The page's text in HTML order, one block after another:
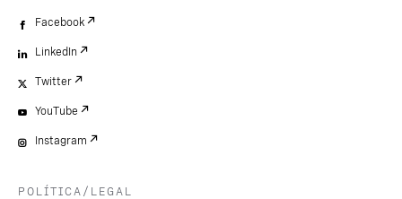
Facebook
LinkedIn
Twitter
YouTube
Instagram
POLÍTICA/LEGAL